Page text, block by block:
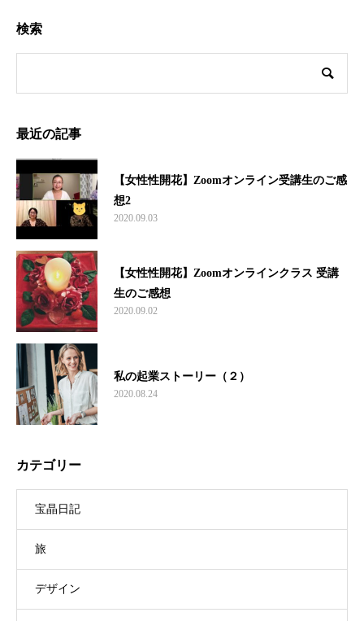
検索
最近の記事
【女性性開花】Zoomオンライン受講生のご感
想2
2020.09.03
【女性性開花】Zoomオンラインクラス 受講
生のご感想
2020.09.02
私の起業ストーリー（２）
2020.08.24
カテゴリー
宝晶日記
旅
デザイン